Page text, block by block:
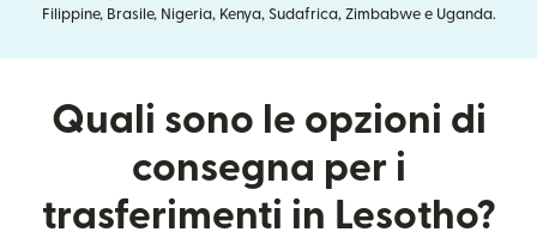
Filippine, Brasile, Nigeria, Kenya, Sudafrica, Zimbabwe e Uganda.
Quali sono le opzioni di
consegna per i
trasferimenti in Lesotho?